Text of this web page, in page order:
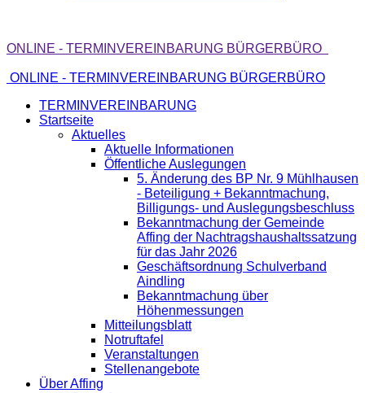
ONLINE - TERMINVEREINBARUNG BÜRGERBÜRO
ONLINE - TERMINVEREINBARUNG BÜRGERBÜRO
TERMINVEREINBARUNG
Startseite
Aktuelles
Aktuelle Informationen
Öffentliche Auslegungen
5. Änderung des BP Nr. 9 Mühlhausen
- Beteiligung + Bekanntmachung,
Billigungs- und Auslegungsbeschluss
Bekanntmachung der Gemeinde
Affing der Nachtragshaushaltssatzung
für das Jahr 2026
Geschäftsordnung Schulverband
Aindling
Bekanntmachung über
Höhenmessungen
Mitteilungsblatt
Notruftafel
Veranstaltungen
Stellenangebote
Über Affing